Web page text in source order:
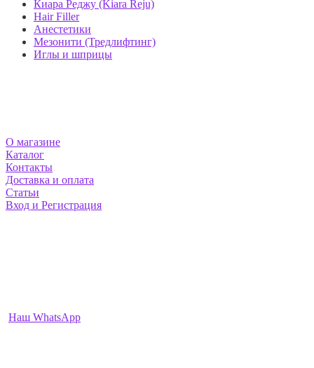
Киара Реджу (Kiara Reju)
Hair Filler
Анестетики
Мезонити (Тредлифтинг)
Иглы и шприцы
О магазине
Каталог
Контакты
Доставка и оплата
Статьи
Вход и Регистрация
Наш WhatsApp